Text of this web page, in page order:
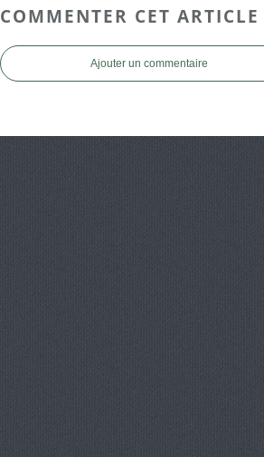
COMMENTER CET ARTICLE
Ajouter un commentaire